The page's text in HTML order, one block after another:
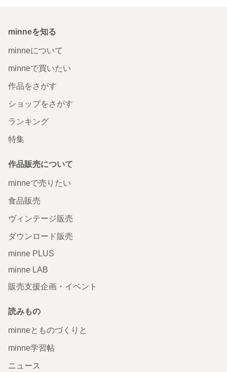
minneを知る
minneについて
minneで買いたい
作品をさがす
ショップをさがす
ランキング
特集
作品販売について
minneで売りたい
食品販売
ヴィンテージ販売
ダウンロード販売
minne PLUS
minne LAB
販売支援企画・イベント
読みもの
minneとものづくりと
minne学習帖
ニュース